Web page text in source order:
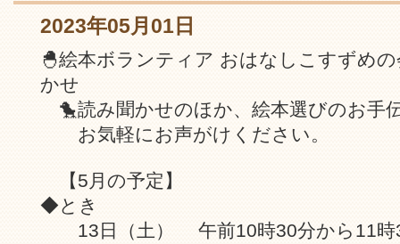
2023年05月01日
🐣絵本ボランティア おはなしこすずめ
かせ
🐤読み聞かせのほか、絵本選びのお手
お気軽にお声がけください。
【5月の予定】
◆とき
13日（土） 午前10時30分から11時